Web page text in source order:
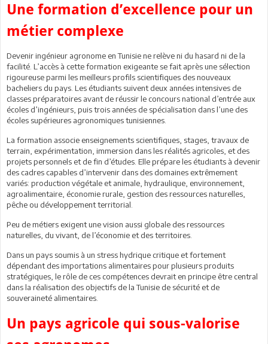
Une formation d’excellence pour un
métier complexe
Devenir ingénieur agronome en Tunisie ne relève ni du hasard ni de la
facilité. L’accès à cette formation exigeante se fait après une sélection
rigoureuse parmi les meilleurs profils scientifiques des nouveaux
bacheliers du pays. Les étudiants suivent deux années intensives de
classes préparatoires avant de réussir le concours national d’entrée aux
écoles d’ingénieurs, puis trois années de spécialisation dans l’une des
écoles supérieures agronomiques tunisiennes.
La formation associe enseignements scientifiques, stages, travaux de
terrain, expérimentation, immersion dans les réalités agricoles, et des
projets personnels et de fin d’études. Elle prépare les étudiants à devenir
des cadres capables d’intervenir dans des domaines extrêmement
variés: production végétale et animale, hydraulique, environnement,
agroalimentaire, économie rurale, gestion des ressources naturelles,
pêche ou développement territorial.
Peu de métiers exigent une vision aussi globale des ressources
naturelles, du vivant, de l’économie et des territoires.
Dans un pays soumis à un stress hydrique critique et fortement
dépendant des importations alimentaires pour plusieurs produits
stratégiques, le rôle de ces compétences devrait en principe être central
dans la réalisation des objectifs de la Tunisie de sécurité et de
souveraineté alimentaires.
Un pays agricole qui sous-valorise